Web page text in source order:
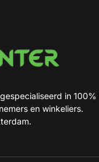
in 100%
en winkeliers.